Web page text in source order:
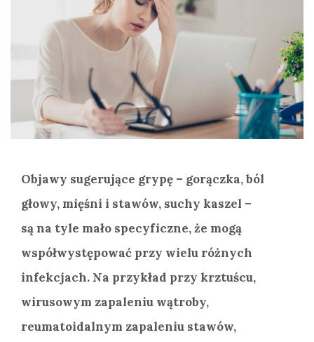
Objawy sugerujące grypę – gorączka, ból
głowy, mięśni i stawów, suchy kaszel –
są na tyle mało specyficzne, że mogą
współwystępować przy wielu różnych
infekcjach. Na przykład przy krztuścu,
wirusowym zapaleniu wątroby,
reumatoidalnym zapaleniu stawów,